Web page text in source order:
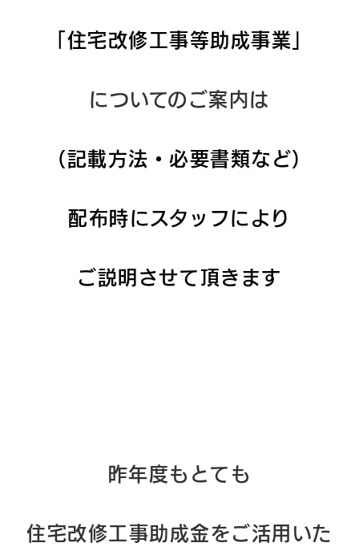
「住宅改修工事等助成事業」
についてのご案内は
（記載方法・必要書類など）
配布時にスタッフにより
ご説明させて頂きます
昨年度もとても
住宅改修工事助成金をご活用いた